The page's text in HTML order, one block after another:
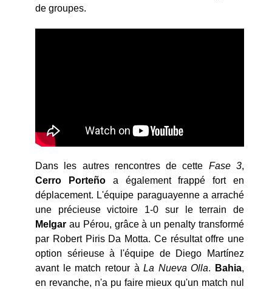
de groupes.
Dans les autres rencontres de cette Fase 3,
Cerro Porteñoa également frappé fort en
déplacement. L'équipe paraguayenne a arraché
une précieuse victoire 1-0 sur le terrain de
Melgar au Pérou, grâce à un penalty transformé
par Robert Piris Da Motta. Ce résultat offre une
option sérieuse à l'équipe de Diego Martínez
avant le match retour àLa Nueva Olla. Bahia,
en revanche, n'a pu faire mieux qu'un match nul